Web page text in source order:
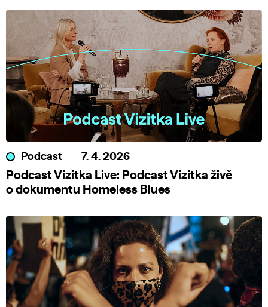
Podcast 7. 4. 2026
Podcast Vizitka Live: Podcast Vizitka živě
o dokumentu Homeless Blues